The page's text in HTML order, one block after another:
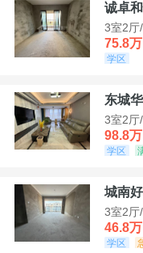
诚卓
3室2厅
75.8万
学区
东城
3室2厅
98.8万
学区
城南
3室2厅
46.8万
学区